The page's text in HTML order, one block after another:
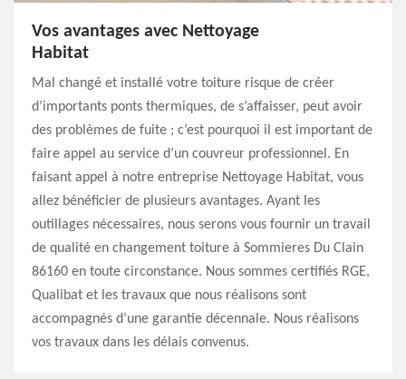
Vos avantages avec Nettoyage
Habitat
Mal changé et installé votre toiture risque de créer
d’importants ponts thermiques, de s’affaisser, peut avoir
des problèmes de fuite ; c’est pourquoi il est important de
faire appel au service d’un couvreur professionnel. En
faisant appel à notre entreprise Nettoyage Habitat, vous
allez bénéficier de plusieurs avantages. Ayant les
outillages nécessaires, nous serons vous fournir un travail
de qualité en changement toiture à Sommieres Du Clain
86160 en toute circonstance. Nous sommes certifiés RGE,
Qualibat et les travaux que nous réalisons sont
accompagnés d’une garantie décennale. Nous réalisons
vos travaux dans les délais convenus.